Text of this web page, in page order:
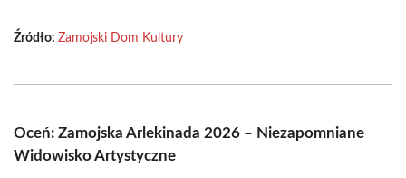
Źródło: Zamojski Dom Kultury
Oceń: Zamojska Arlekinada 2026 – Niezapomniane
Widowisko Artystyczne